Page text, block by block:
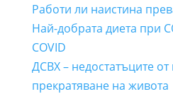
Работи ли наистина
Най-добрата диета при
COVID
ДСВХ – недостатъците от
прекратяване на живота